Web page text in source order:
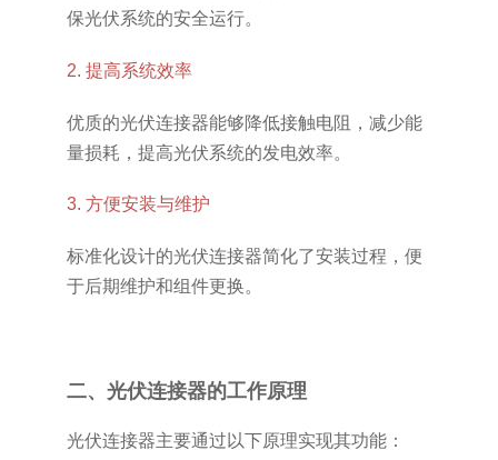
保光伏系统的安全运行。
2. 提高系统效率
优质的光伏连接器能够降低接触电阻，减少能
量损耗，提高光伏系统的发电效率。
3. 方便安装与维护
标准化设计的光伏连接器简化了安装过程，便
于后期维护和组件更换。
二、光伏连接器的工作原理
光伏连接器主要通过以下原理实现其功能：